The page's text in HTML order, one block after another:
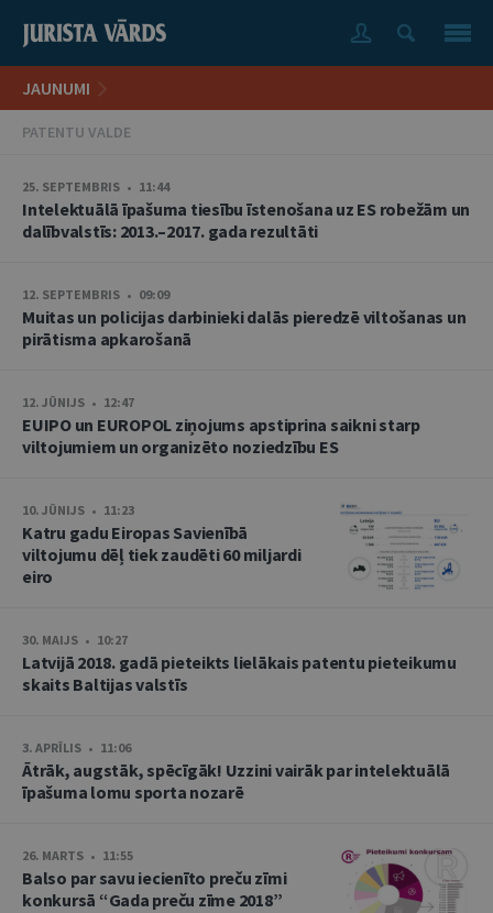
JAUNUMI
PATENTU VALDE
25. SEPTEMBRIS • 11:44
Intelektuālā īpašuma tiesību īstenošana uz ES robežām un
dalībvalstīs: 2013.–2017. gada rezultāti
12. SEPTEMBRIS • 09:09
Muitas un policijas darbinieki dalās pieredzē viltošanas un
pirātisma apkarošanā
12. JŪNIJS • 12:47
EUIPO un EUROPOL ziņojums apstiprina saikni starp
viltojumiem un organizēto noziedzību ES
10. JŪNIJS • 11:23
Katru gadu Eiropas Savienībā
viltojumu dēļ tiek zaudēti 60 miljardi
eiro
30. MAIJS • 10:27
Latvijā 2018. gadā pieteikts lielākais patentu pieteikumu
skaits Baltijas valstīs
3. APRĪLIS • 11:06
Ātrāk, augstāk, spēcīgāk! Uzzini vairāk par intelektuālā
īpašuma lomu sporta nozarē
26. MARTS • 11:55
Balso par savu iecienīto preču zīmi
konkursā “Gada preču zīme 2018”